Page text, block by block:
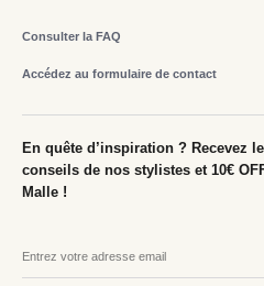
Consulter la FAQ
Accédez au formulaire de contact
En quête d’inspiration ? Recevez
conseils de nos stylistes et 10€
Malle !